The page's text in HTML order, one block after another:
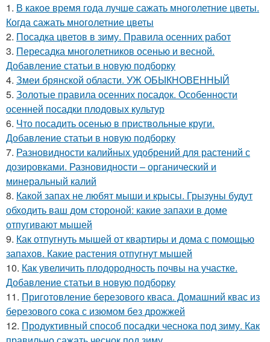
1. В какое время года лучше сажать многолетние цветы.
Когда сажать многолетние цветы
2. Посадка цветов в зиму. Правила осенних работ
3. Пересадка многолетников осенью и весной.
Добавление статьи в новую подборку
4. Змеи брянской области. УЖ ОБЫКНОВЕННЫЙ
5. Золотые правила осенних посадок. Особенности
осенней посадки плодовых культур
6. Что посадить осенью в приствольные круги.
Добавление статьи в новую подборку
7. Разновидности калийных удобрений для растений с
дозировками. Разновидности – органический и
минеральный калий
8. Какой запах не любят мыши и крысы. Грызуны будут
обходить ваш дом стороной: какие запахи в доме
отпугивают мышей
9. Как отпугнуть мышей от квартиры и дома с помощью
запахов. Какие растения отпугнут мышей
10. Как увеличить плодородность почвы на участке.
Добавление статьи в новую подборку
11. Приготовление березового кваса. Домашний квас из
березового сока с изюмом без дрожжей
12. Продуктивный способ посадки чеснока под зиму. Как